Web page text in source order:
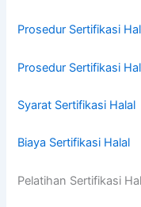
Prosedur Sertifikasi
Prosedur Sertifikasi
Syarat Sertifikasi Halal
Biaya Sertifikasi Halal
Pelatihan Sertifikasi